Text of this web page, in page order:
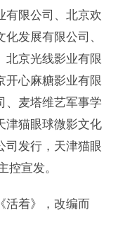
有限公司、北京欢
发展有限公司、
北京光线影业有限
开心麻糖影业有限
、麦塔维艺军事学
津猫眼球微影文化
司发行，天津猫眼
控宣发。
活着》，改编而